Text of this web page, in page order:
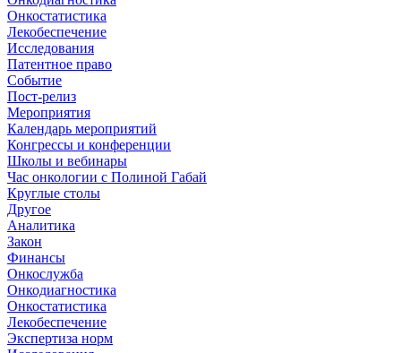
Онкостатистика
Лекобеспечение
Исследования
Патентное право
Событие
Пост-релиз
Мероприятия
Календарь мероприятий
Конгрессы и конференции
Школы и вебинары
Час онкологии с Полиной Габай
Круглые столы
Другое
Аналитика
Закон
Финансы
Онкослужба
Онкодиагностика
Онкостатистика
Лекобеспечение
Экспертиза норм